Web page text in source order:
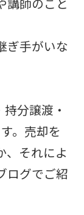
ぎ手がいな
分譲渡・
。売却を
、それによ
ログでご紹